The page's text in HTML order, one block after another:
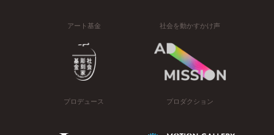
アート基金 社会を動かすかけ声
プロデュース プロダクション